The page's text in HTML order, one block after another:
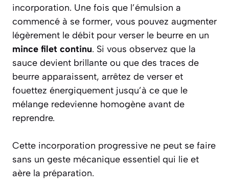
incorporation. Une fois que l’émulsion a
commencé à se former, vous pouvez augmenter
légèrement le débit pour verser le beurre en un
mince filet continu. Si vous observez que la
sauce devient brillante ou que des traces de
beurre apparaissent, arrêtez de verser et
fouettez énergiquement jusqu’à ce que le
mélange redevienne homogène avant de
reprendre.
Cette incorporation progressive ne peut se faire
sans un geste mécanique essentiel qui lie et
aère la préparation.